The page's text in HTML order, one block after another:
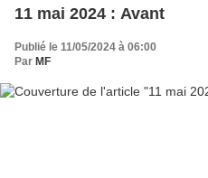
11 mai 2024 : Avant
Publié le 11/05/2024 à 06:00
Par MF